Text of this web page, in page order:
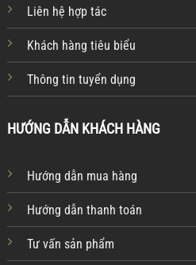
Liên hệ hợp tác
Khách hàng tiêu biểu
Thông tin tuyển dụng
HƯỚNG DẪN KHÁCH HÀNG
Hướng dẫn mua hàng
Hướng dẫn thanh toán
Tư vấn sản phẩm